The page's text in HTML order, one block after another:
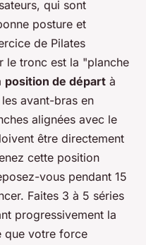
qui sont
posture et
de Pilates
le tronc est la "planche
position de départ à
avant-bras en
alignées avec le
être directement
cette position
vous pendant 15
Faites 3 à 5 séries
progressivement la
que votre force